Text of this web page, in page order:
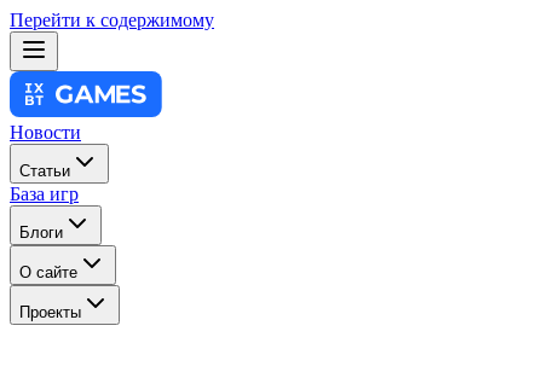
Перейти к содержимому
Новости
Статьи
База игр
Блоги
О сайте
Проекты